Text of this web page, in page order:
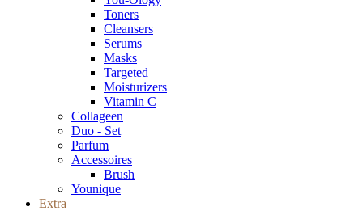
Toners
Cleansers
Serums
Masks
Targeted
Moisturizers
Vitamin C
Collageen
Duo - Set
Parfum
Accessoires
Brush
Younique
Extra